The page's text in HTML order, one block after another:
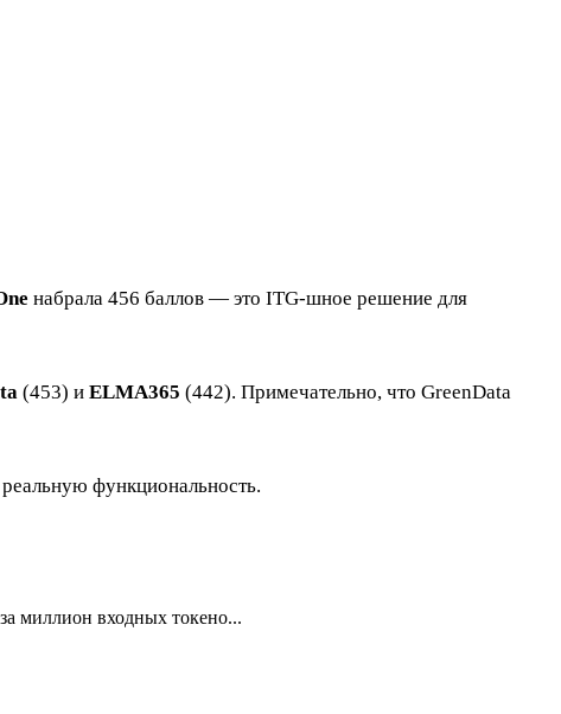
набрала 456 баллов — это ITG-шное решение для
(453) и ELMA365 (442). Примечательно, что GreenData
функциональность.
миллион входных токено...